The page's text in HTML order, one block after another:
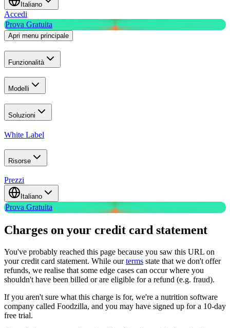
Italiano
Accedi
Prova Gratuita
Apri menu principale
Funzionalità
Modelli
Soluzioni
White Label
Risorse
Prezzi
Italiano
Prova Gratuita
Charges on your credit card statement
You've probably reached this page because you saw this URL on
your credit card statement. While ourterms state that we don't offer
refunds, we realise that some edge cases can occur where you
shouldn't have been billed or are eligible for a refund (e.g. fraud).
If you aren't sure what this charge is for, we're a nutrition software
company called Foodzilla, and you may have signed up for a 10-day
free trial.